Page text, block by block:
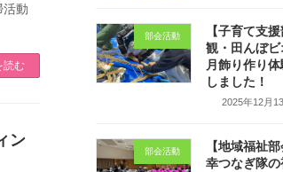
活動
読む
ン
部会活動
【子育て支
観・田んぼ
月飾り作り
しました！
2025年12月
部会活動
【地域福祉
幸つなぎ隊